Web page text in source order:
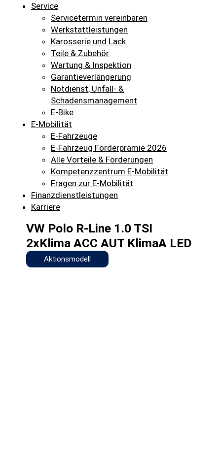
Service
Servicetermin vereinbaren
Werkstattleistungen
Karosserie und Lack
Teile & Zubehör
Wartung & Inspektion
Garantieverlängerung
Notdienst, Unfall- &
Schadensmanagement
E-Bike
E-Mobilität
E-Fahrzeuge
E-Fahrzeug Förderprämie 2026
Alle Vorteile & Förderungen
Kompetenzzentrum E-Mobilität
Fragen zur E-Mobilität
Finanzdienstleistungen
Karriere
VW Polo R-Line 1.0 TSI
2xKlima ACC AUT KlimaA LED
Aktionsmodell